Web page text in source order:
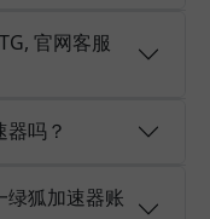
官网客服
吗？
绿狐加速器账